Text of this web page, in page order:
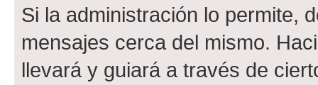
Si la administración lo permite,
mensajes cerca del mismo.
llevará y guiará a través de